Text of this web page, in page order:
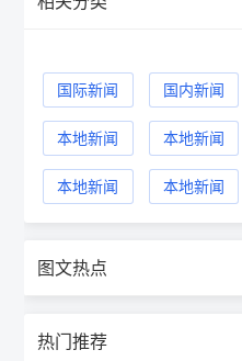
国际新闻 国内新闻
本地新闻 本地新闻
本地新闻 本地新闻
图文热点
热门推荐